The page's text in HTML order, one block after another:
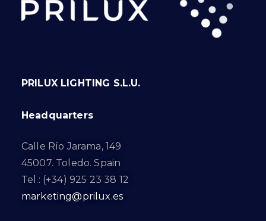
PRILUX LIGHTING S.L.U.
Headquarters
Calle Río Jarama, 149
45007. Toledo. Spain
Tel.: (+34) 925 23 38 12
marketing@prilux.es